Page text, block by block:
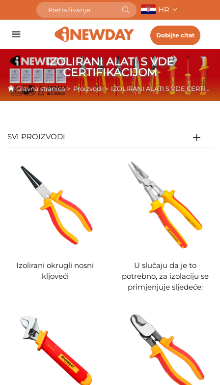
HR
Dobijte citat
IZOLIRANI ALATI S VDE
CERTIFIKACIJOM
Glavna stranica> Proizvodi> IZOLIRANI ALATI S VDE CERTIFIKACIJOM
SVI PROIZVODI
Izolirani okrugli nosni
kljoveći
U slučaju da je to
potrebno, za izolaciju se
primjenjuje sljedeće: